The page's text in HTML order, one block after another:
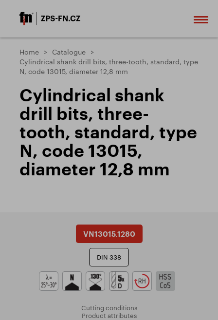
Home
Catalogue
Cylindrical shank drill bits, three-tooth, standard, type
N, code 13015, diameter 12,8 mm
Cylindrical shank
drill bits, three-
tooth, standard, type
N, code 13015,
diameter 12,8 mm
VN13015.1280
DIN 338
Cutting conditions
Product attributes